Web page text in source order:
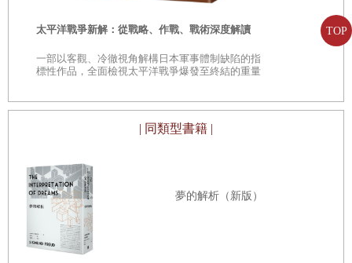
TOP
哪兒看見最棒的教學與學習？沒錯！就是舊的體育館內，他們總結：
開放式教室就是優良教學的祕訣──其他作法已然走入歷史。然而，真
每個老師都要管理一個班級。某位老師可能要帶領五個女生組成的班
級，大夥兒圍繞著一張明亮的研討桌，朗讀著進階拉丁語；另一個老
師得教十六名生物學學生，在一個器材稀少又過時的實驗室上課；第
三個老師也許每天早晨都得招呼二十位蹦蹦跳跳的幼稚園學生。說到
太平洋戰爭新解：從戰略、作戰、戰術深度解讀
一部以客觀、冷徹視角解構日本軍事體制缺陷的指
標性作品，全面檢視太平洋戰爭爆發至終結的重量
| 同類型書籍 |
夢的解析（新版）